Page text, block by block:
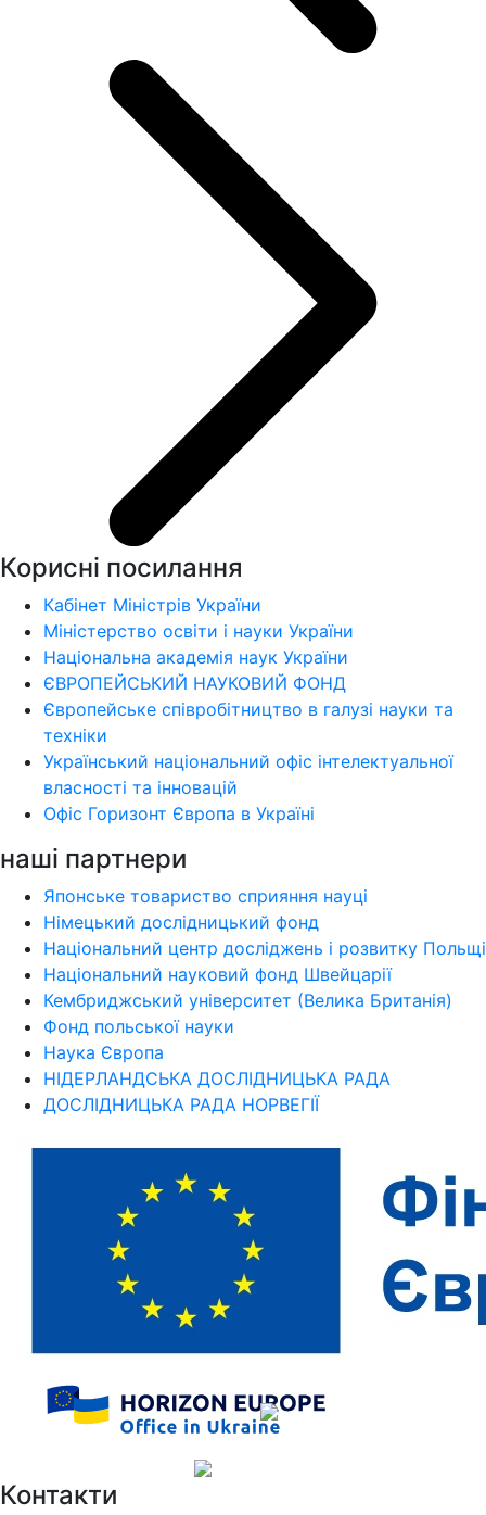
Корисні посилання
Кабінет Міністрів України
Міністерство освіти і науки України
Національна академія наук України
ЄВРОПЕЙСЬКИЙ НАУКОВИЙ ФОНД
Європейське співробітництво в галузі науки та
техніки
Український національний офіс інтелектуальної
власності та інновацій
Офіс Горизонт Європа в Україні
наші партнери
Японське товариство сприяння науці
Німецький дослідницький фонд
Національний центр досліджень і розвитку Польщі
Національний науковий фонд Швейцарії
Кембриджський університет (Велика Британія)
Фонд польської науки
Наука Європа
НІДЕРЛАНДСЬКА ДОСЛІДНИЦЬКА РАДА
ДОСЛІДНИЦЬКА РАДА НОРВЕГІЇ
Контакти